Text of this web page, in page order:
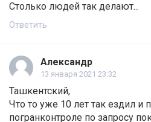
Столько людей так делают...
Ответить
Александр
13 января 2021 23:32
Ташкентский,
Что то уже 10 лет так ездил и
погранконтроле по запросу